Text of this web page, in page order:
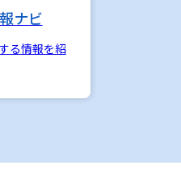
ナビ
る情報を紹